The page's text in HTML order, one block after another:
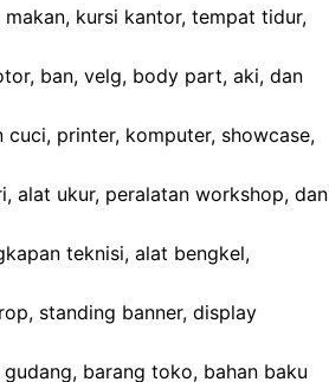
kursi kantor, tempat tidur,
ban, velg, body part, aki, dan
printer, komputer, showcase,
alat ukur, peralatan workshop, dan
teknisi, alat bengkel,
standing banner, display
barang toko, bahan baku